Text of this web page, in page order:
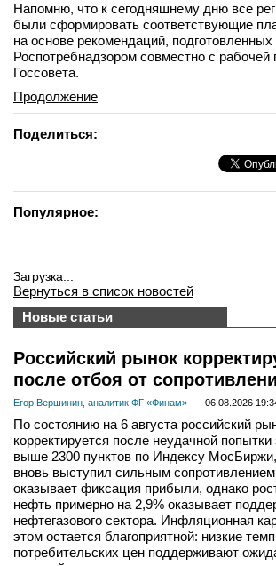
Напомню, что к сегодняшнему дню все
были сформировать соответствующие
на основе рекомендаций,
Роспотребнадзором совместно с рабочей
Госсовета.
Продолжение
Поделиться:
Популярное:
Загрузка...
Вернуться в список новостей
Новые статьи
Российский рынок
после отбоя от
Егор Вершинин, аналитик ФГ «Финам» 06.08.2026
По состоянию на 6 августа российский
корректируется после неудачной попытки
выше 2300 пунктов по Индексу
вновь выступил сильным
оказывает фиксация прибыли, однако
нефть примерно на 2,9% оказывает
нефтегазового сектора. Инфляционная
этом остается благоприятной: низкие
потребительских цен поддерживают